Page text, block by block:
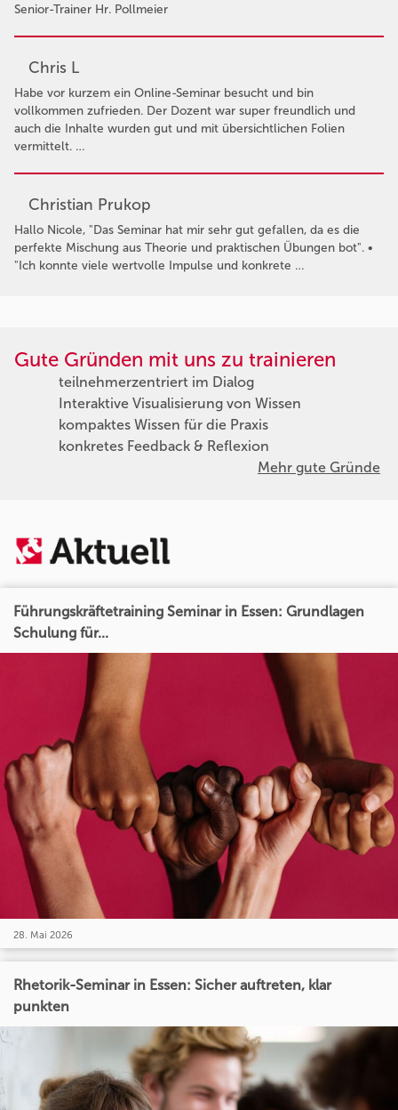
Senior-Trainer Hr. Pollmeier
Chris L
Habe vor kurzem ein Online-Seminar besucht und bin
vollkommen zufrieden. Der Dozent war super freundlich und
auch die Inhalte wurden gut und mit übersichtlichen Folien
vermittelt. …
Christian Prukop
Hallo Nicole, "Das Seminar hat mir sehr gut gefallen, da es die
perfekte Mischung aus Theorie und praktischen Übungen bot". •
"Ich konnte viele wertvolle Impulse und konkrete …
Gute Gründen mit uns zu trainieren
teilnehmerzentriert im Dialog
Interaktive Visualisierung von Wissen
kompaktes Wissen für die Praxis
konkretes Feedback & Reflexion
Mehr gute Gründe
Führungskräftetraining Seminar in Essen: Grundlagen
Schulung für...
28. Mai 2026
Rhetorik-Seminar in Essen: Sicher auftreten, klar
punkten